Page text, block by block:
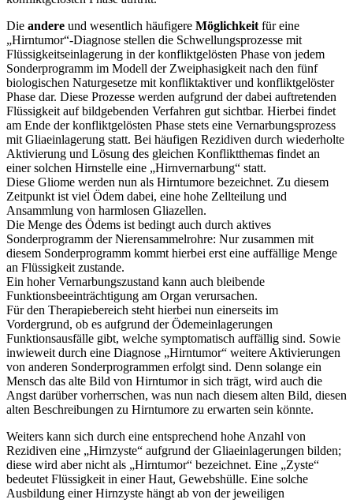
Die andere und wesentlich häufigere Möglichkeit für eine
„Hirntumor“-Diagnose stellen die Schwellungsprozesse mit
Flüssigkeitseinlagerung in der konfliktgelösten Phase von jedem
Sonderprogramm im Modell der Zweiphasigkeit nach den fünf
biologischen Naturgesetze mit konfliktaktiver und konfliktgelöster
Phase dar. Diese Prozesse werden aufgrund der dabei auftretenden
Flüssigkeit auf bildgebenden Verfahren gut sichtbar. Hierbei findet
am Ende der konfliktgelösten Phase stets eine Vernarbungsprozess
mit Gliaeinlagerung statt. Bei häufigen Rezidiven durch wiederholte
Aktivierung und Lösung des gleichen Konfliktthemas findet an
einer solchen Hirnstelle eine „Hirnvernarbung“ statt.
Diese Gliome werden nun als Hirntumore bezeichnet. Zu diesem
Zeitpunkt ist viel Ödem dabei, eine hohe Zellteilung und
Ansammlung von harmlosen Gliazellen.
Die Menge des Ödems ist bedingt auch durch aktives
Sonderprogramm der Nierensammelrohre: Nur zusammen mit
diesem Sonderprogramm kommt hierbei erst eine auffällige Menge
an Flüssigkeit zustande.
Ein hoher Vernarbungszustand kann auch bleibende
Funktionsbeeinträchtigung am Organ verursachen.
Für den Therapiebereich steht hierbei nun einerseits im
Vordergrund, ob es aufgrund der Ödemeinlagerungen
Funktionsausfälle gibt, welche symptomatisch auffällig sind. Sowie
inwieweit durch eine Diagnose „Hirntumor“ weitere Aktivierungen
von anderen Sonderprogrammen erfolgt sind. Denn solange ein
Mensch das alte Bild von Hirntumor in sich trägt, wird auch die
Angst darüber vorherrschen, was nun nach diesem alten Bild, diesen
alten Beschreibungen zu Hirntumore zu erwarten sein könnte.
Weiters kann sich durch eine entsprechend hohe Anzahl von
Rezidiven eine „Hirnzyste“ aufgrund der Gliaeinlagerungen bilden;
diese wird aber nicht als „Hirntumor“ bezeichnet. Eine „Zyste“
bedeutet Flüssigkeit in einer Haut, Gewebshülle. Eine solche
Ausbildung einer Hirnzyste hängt ab von der jeweiligen